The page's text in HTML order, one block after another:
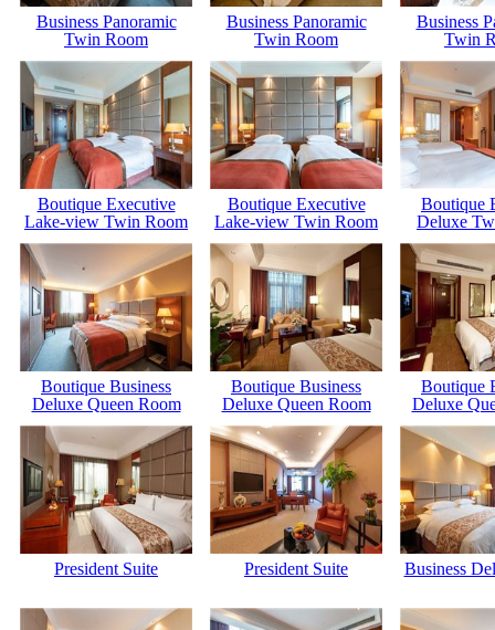
Business Panoramic
Twin Room
Business Panoramic
Twin Room
Business
Twin
Boutique Executive
Lake-view Twin Room
Boutique Executive
Lake-view Twin Room
Boutique
Deluxe
Boutique Business
Deluxe Queen Room
Boutique Business
Deluxe Queen Room
Boutique
Deluxe
President Suite President Suite Business